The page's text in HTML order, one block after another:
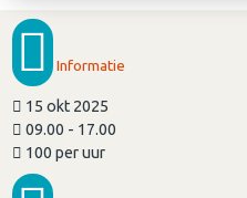
Informatie
15 okt 2025
09.00 - 17.00
100 per uur